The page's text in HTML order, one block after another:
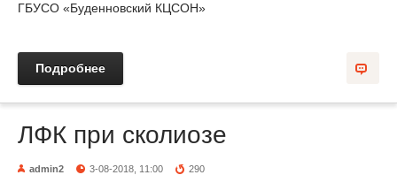
ГБУСО «Буденновский КЦСОН»
Подробнее
ЛФК при сколиозе
admin2 3-08-2018, 11:00 290